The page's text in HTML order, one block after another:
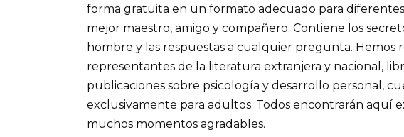
forma gratuita en un formato adecuado para diferentes
mejor maestro, amigo y compañero. Contiene los
hombre y las respuestas a cualquier pregunta. Hemos
representantes de la literatura extranjera y nacional,
publicaciones sobre psicología y desarrollo personal,
exclusivamente para adultos. Todos encontrarán aquí
muchos momentos agradables.